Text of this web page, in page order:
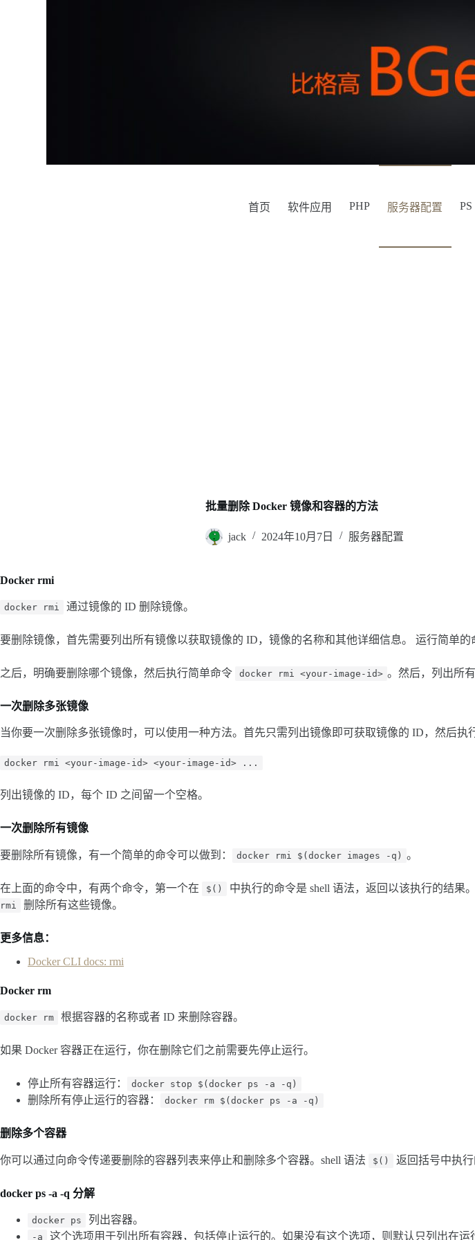
首页 软件应用 PHP 服务器配置 PS
批量删除 Docker 镜像和容器的方法
jack 2024年10月7日 服务器配置
Docker rmi
docker rmi 通过镜像的 ID 删除镜像。
要删除镜像，首先需要列出所有镜像以获取镜像的 ID，镜像的名称和其他详细信息。 运行简单的
之后，明确要删除哪个镜像，然后执行简单命令 docker rmi <your-image-id> 。然后，列出所
一次删除多张镜像
当你要一次删除多张镜像时，可以使用一种方法。首先只需列出镜像即可获取镜像的 ID，然后执
docker rmi <your-image-id> <your-image-id> ...
列出镜像的 ID，每个 ID 之间留一个空格。
一次删除所有镜像
要删除所有镜像，有一个简单的命令可以做到： docker rmi $(docker images -q) 。
在上面的命令中，有两个命令，第一个在 $() 中执行的命令是 shell 语法，返回以该执行的结果。
rmi
删除所有这些镜像。
更多信息：
Docker CLI docs: rmi
Docker rm
docker rm 根据容器的名称或者 ID 来删除容器。
如果 Docker 容器正在运行，你在删除它们之前需要先停止运行。
停止所有容器运行： docker stop $(docker ps -a -q)
删除所有停止运行的容器： docker rm $(docker ps -a -q)
删除多个容器
你可以通过向命令传递要删除的容器列表来停止和删除多个容器。shell 语法 $() 返回括号中执
docker ps -a -q 分解
docker ps 列出容器。
-a 这个选项用于列出所有容器，包括停止运行的。如果没有这个选项，则默认只列出在运